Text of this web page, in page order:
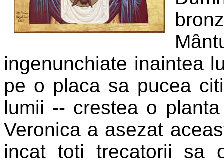
ingenunchiate inaintea
pe o placa sa pucea
lumii -- crestea o
Veronica a asezat
incat toti trecatorii sa